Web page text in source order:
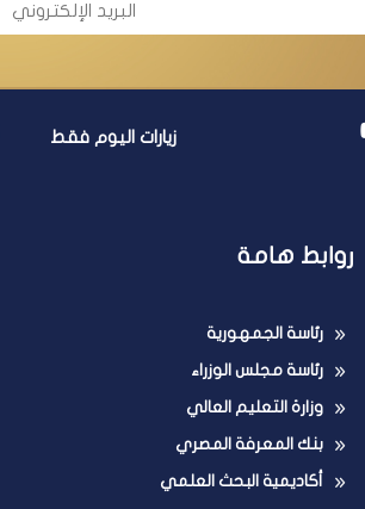
زيارات اليوم فقط
روابط هامة
رئاسة الجمهورية
رئاسة مجلس الوزراء
وزارة التعليم العالي
بنك المعرفة المصري
أكاديمية البحث العلمي